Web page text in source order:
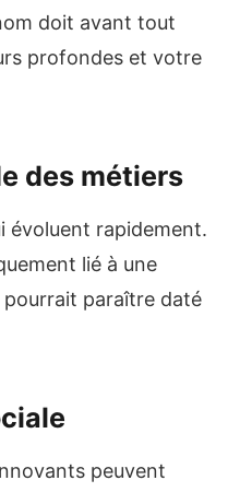
doit avant tout
profondes et votre
des métiers
évoluent rapidement.
lié à une
paraître daté
peuvent